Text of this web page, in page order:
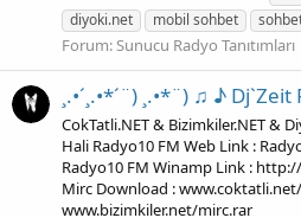
diyoki.net
mobil sohbet
Forum:Sunucu Radyo Tanıtımları
¸.•´¸.•*´¨) ¸.•*¨) ♫ ♪
CokTatli.NET & Bizimkiler.NET &
Hali Radyo10 FM Web Link :
Radyo10 FM Winamp Link :
Mirc Download :
www.bizimkiler.net/mirc.rar